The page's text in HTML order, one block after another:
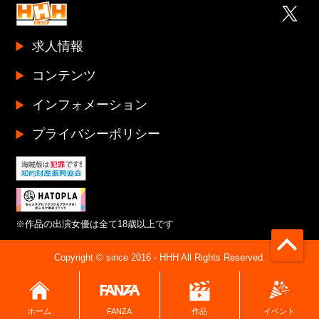
求人情報
コンテンツ
インフォメーション
プライバシーポリシー
※作品の出演女優は全て18歳以上です
Copyright © since 2016 - HHH All Rights Reserved.
ホーム FANZA 作品 イベント